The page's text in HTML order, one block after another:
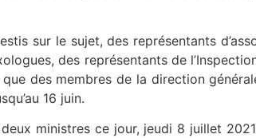
sur le sujet, des représentants
des représentants de
des membres de la direction
16 juin.
ministres ce jour, jeudi 8 juillet